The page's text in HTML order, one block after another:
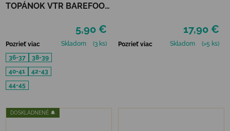
TOPÁNOK VTR BAREFOOT
5,90 €
Pozrieť viac Skladom
(3 ks)
36-37
38-39
40-41
42-43
44-45
17,90 €
Pozrieť viac Skladom (>5 ks)
DOSKLADNENÉ 🔔